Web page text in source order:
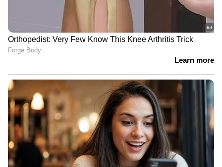
22 എണ്ണമേ ഉള്ളൂ. ഈ 22ൽ വെറും 8 എണ്ണമേ
മലയാളം ഉള്ളൂ. ബാക്കി പതിനാല് എണ്ണവും
അന്യഭാഷാ ചിത്രങ്ങളാണ്. ഈ 14 എണ്ണവും
സിനിമ തിയറ്ററിൽ തന്നെ ആസ്വദിക്കാൻ വേണ്ടി
സിനിമാറ്റിക് എക്സ്പീരിയൻസ് സിനിമകളാണ്.
2024 മലയാള സിനിമയ്ക്ക് ഒരു നല്ലകാലം
ആയിരിക്കും", എന്നും അദ്ദേഹം കൂട്ടിച്ചേർത്തു.
ഏഷ്യാനെറ്റ് ന്യൂസ് തത്സമയ വാർത്തകൾ..